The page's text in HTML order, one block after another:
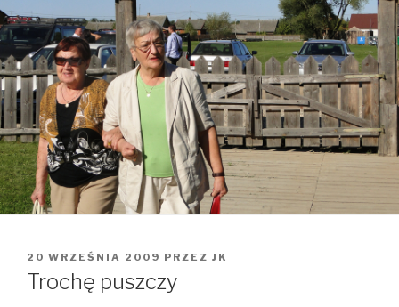
OPUBLIKOWANE
W
20 WRZEŚNIA 2009 PRZEZ JK
Trochę puszczy